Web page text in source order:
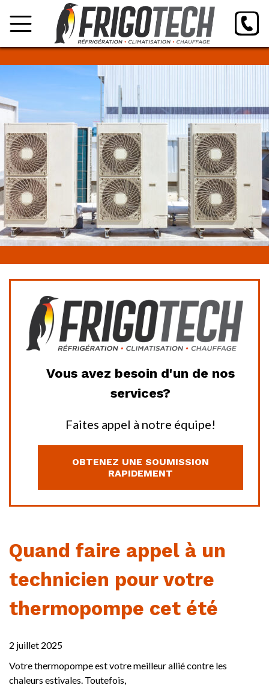
Vous avez besoin d'un de nos
services?
Faites appel à notre équipe!
OBTENEZ UNE SOUMISSION
RAPIDEMENT
Quand faire appel à un
technicien pour votre
thermopompe cet été
2 juillet 2025
Votre thermopompe est votre meilleur allié contre les
chaleurs estivales. Toutefois,